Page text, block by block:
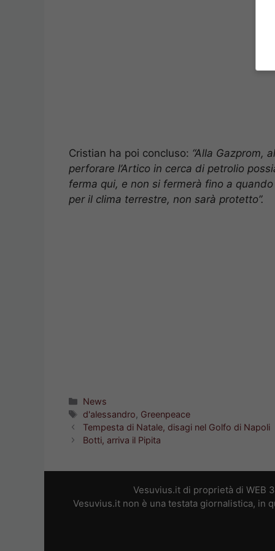
Cristian ha poi concluso: “Alla Gazprom,
perforare l’Artico in cerca di petrolio
ferma qui, e non si fermerà fino a
per il clima terrestre, non sarà protetto”.
Categorie
News
Tag
d'alessandro, Greenpeace
Tempesta di Natale, disagi nel Golfo di Napoli
Botti, arriva il Pipita
Vesuvius.it di proprietà di WEB
Vesuvius.it non è una testata giornalistica, in